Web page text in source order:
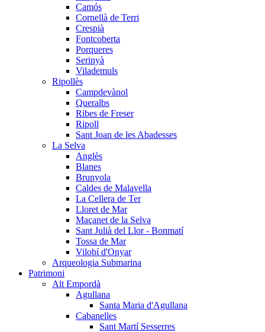
Camós
Cornellà de Terri
Crespià
Fontcoberta
Porqueres
Serinyà
Vilademuls
Ripollès
Campdevànol
Queralbs
Ribes de Freser
Ripoll
Sant Joan de les Abadesses
La Selva
Anglès
Blanes
Brunyola
Caldes de Malavella
La Cellera de Ter
Lloret de Mar
Maçanet de la Selva
Sant Julià del Llor - Bonmatí
Tossa de Mar
Vilobí d'Onyar
Arqueologia Submarina
Patrimoni
Alt Empordà
Agullana
Santa Maria d'Agullana
Cabanelles
Sant Martí Sesserres